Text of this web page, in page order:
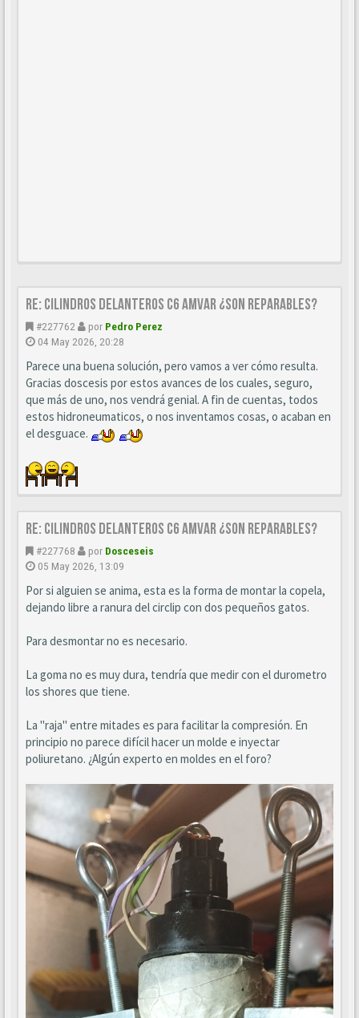
Re: CILINDROS DELANTEROS C6 AMVAR ¿SON REPARABLES?
#227762 por Pedro Perez
04 May 2026, 20:28
Parece una buena solución, pero vamos a ver cómo resulta.
Gracias doscesis por estos avances de los cuales, seguro,
que más de uno, nos vendrá genial. A fin de cuentas, todos
estos hidroneumaticos, o nos inventamos cosas, o acaban en
el desguace.
Re: CILINDROS DELANTEROS C6 AMVAR ¿SON REPARABLES?
#227768 por Dosceseis
05 May 2026, 13:09
Por si alguien se anima, esta es la forma de montar la copela,
dejando libre a ranura del circlip con dos pequeños gatos.
Para desmontar no es necesario.
La goma no es muy dura, tendría que medir con el durometro
los shores que tiene.
La "raja" entre mitades es para facilitar la compresión. En
principio no parece difícil hacer un molde e inyectar
poliuretano. ¿Algún experto en moldes en el foro?